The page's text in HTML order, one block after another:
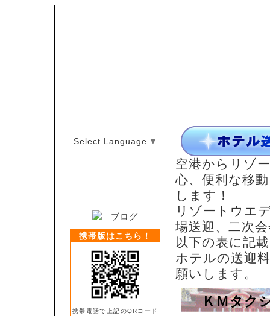
Select Language ▼
携帯版はこちら！
携帯電話で上記のQRコード
空港からリゾ
心、便利な移
します！
リゾートウエ
場送迎、二次
以下の表に記
ホテルの送迎
願いします。
ＫＭタク